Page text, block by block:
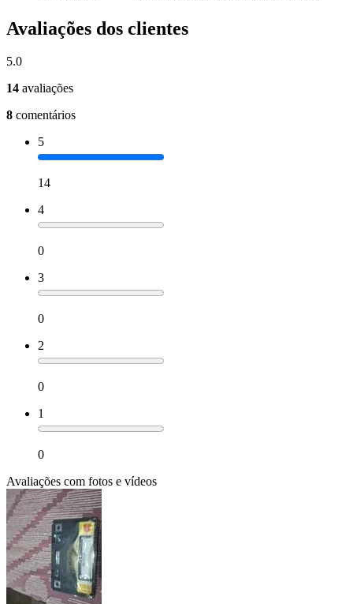
Avaliações dos clientes
5.0
14 avaliações
8 comentários
5
14
4
0
3
0
2
0
1
0
Avaliações com fotos e vídeos